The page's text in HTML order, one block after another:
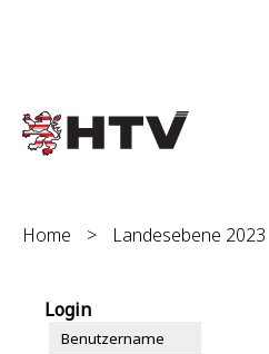
Home > Landesebene 2023
Login